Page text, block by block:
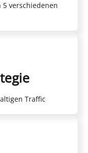
verschiedenen
Traffic